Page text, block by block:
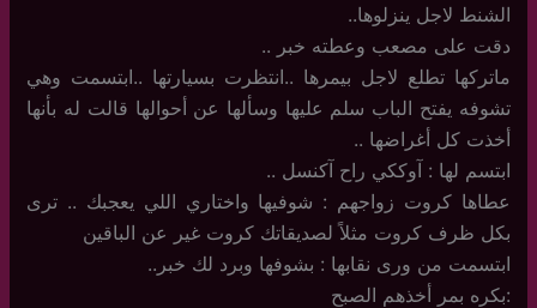
الشنط لاجل ينزلوها..
دقت على مصعب وعطته خبر ..
ماتركها تطلع لاجل بيمرها ..انتظرت بسيارتها ..ابتسمت وهي
تشوفه يفتح الباب سلم عليها وسألها عن أحوالها قالت له بأنها
أخذت كل أغراضها ..
ابتسم لها : آوككي راح آكنسل ..
عطاها كروت زواجهم : شوفيها واختاري اللي يعجبك .. ترى
بكل ظرف كروت مثلاً لصديقاتك كروت غير عن الباقين
ابتسمت من ورى نقابها : بشوفها وبرد لك خبر..
:بكره بمر أخذهم الصبح